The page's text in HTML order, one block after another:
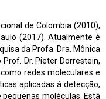
de Colombia (2010),
(2017). Atualmente é
da Profa. Dra. Mônica
Dr. Pieter Dorrestein,
redes moleculares e
aplicadas à detecção,
moléculas. Está